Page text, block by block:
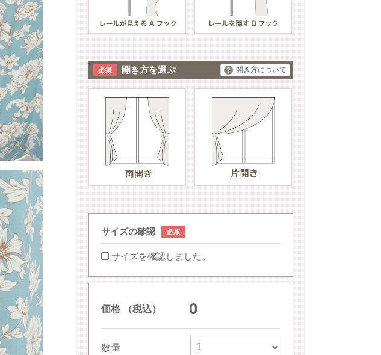
開き方を選ぶ 開き方について
サイズの確認
サイズを確認しました。
価格 （税込） 0
数量